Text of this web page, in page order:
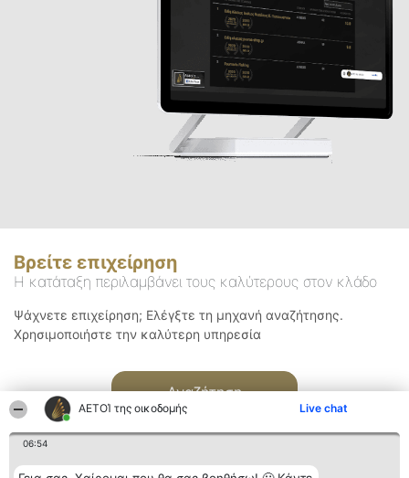
ΑΕΤΟΊ της οικοδομής Live chat
06:54
Βρείτε επιχείρηση
Η κατάταξη περιλαμβάνει τους καλύτερους στον κλάδο
Ψάχνετε επιχείρηση; Ελέγξτε τη μηχανή αναζήτησης.
Χρησιμοποιήστε την καλύτερη υπηρεσία
Αναζήτηση